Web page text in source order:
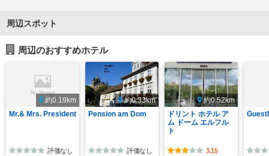
周辺スポット
周辺のおすすめホテル
約0.19km
Mr.& Mrs. President
評価なし
約0.33km
Pension am Dom
評価なし
約0.52km
ドリント ホテル ア
ム ドーム エルフル
ト
3.15